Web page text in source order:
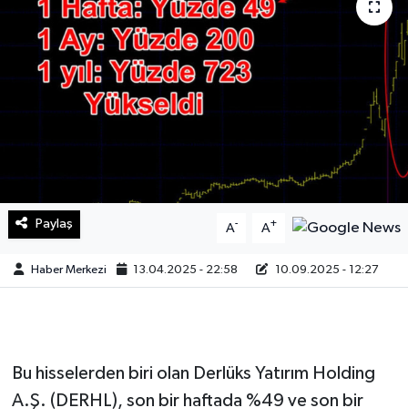
Paylaş A- A+
Haber Merkezi 13.04.2025 - 22:58 10.09.2025 - 12:27
Bu hisselerden biri olan Derlüks Yatırım Holding
A.Ş. (DERHL), son bir haftada %49 ve son bir